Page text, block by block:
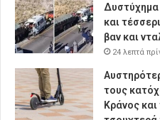
Δυστύχημα
και
βαν και
24 λεπτά
τους
Κράνος